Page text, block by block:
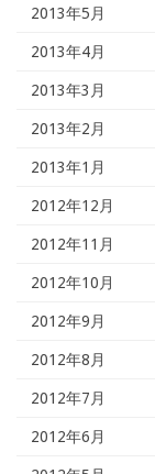
2013年5月
2013年4月
2013年3月
2013年2月
2013年1月
2012年12月
2012年11月
2012年10月
2012年9月
2012年8月
2012年7月
2012年6月